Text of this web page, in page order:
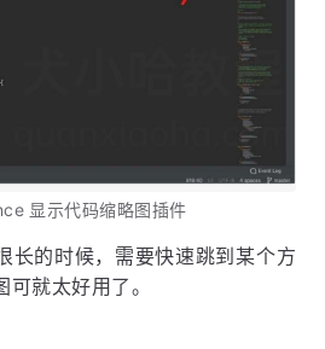
显示代码缩略图插件
长的时候，需要快速跳到某个方
就太好用了。